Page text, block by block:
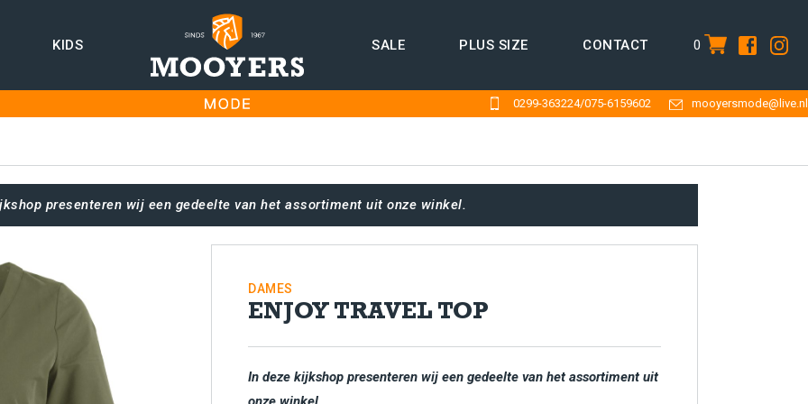
0 item
KIDS SALE PLUS SIZE CONTACT
0299-363224/075-6159602 mooyersmode@live.nl
presenteren wij een gedeelte van het assortiment uit onze winkel.
DAMES
ENJOY TRAVEL TOP
In deze kijkshop presenteren wij een gedeelte van het assortiment uit